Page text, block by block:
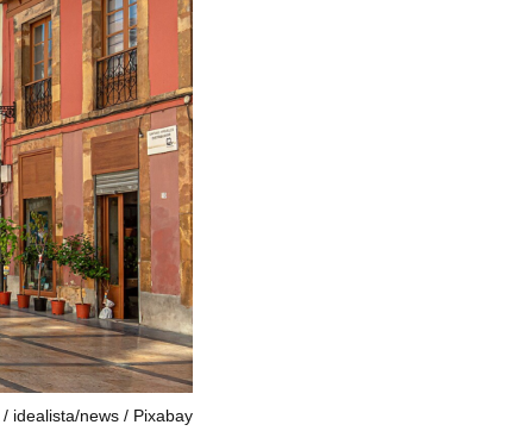
idealista/news / Pixabay